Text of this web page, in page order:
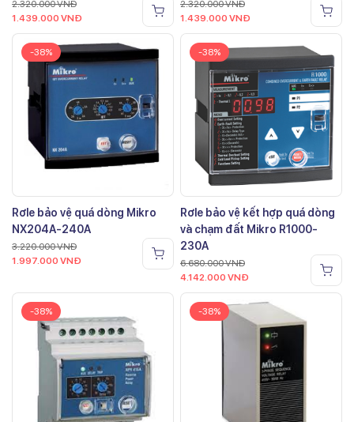
2.320.000VNĐ
1.439.000 VNĐ
2.320.000VNĐ
1.439.000 VNĐ
-38%
Rơle bảo vệ quá dòng Mikro
NX204A-240A
3.220.000VNĐ
1.997.000 VNĐ
-38%
Rơle bảo vệ kết hợp quá dòng
và chạm đất Mikro R1000-
230A
6.680.000VNĐ
4.142.000 VNĐ
-38% -38%